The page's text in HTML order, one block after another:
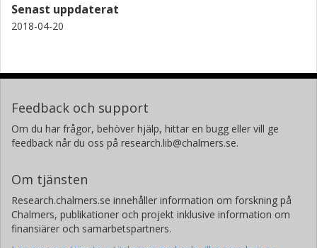
Senast uppdaterat
2018-04-20
Feedback och support
Om du har frågor, behöver hjälp, hittar en bugg eller vill ge
feedback når du oss på research.lib@chalmers.se.
Om tjänsten
Research.chalmers.se innehåller information om forskning på
Chalmers, publikationer och projekt inklusive information om
finansiärer och samarbetspartners.